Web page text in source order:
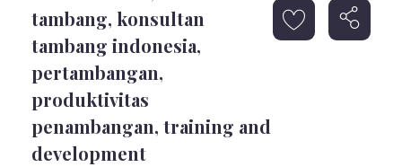
tambang, konsultan
tambang indonesia,
pertambangan,
produktivitas
penambangan, training and
development